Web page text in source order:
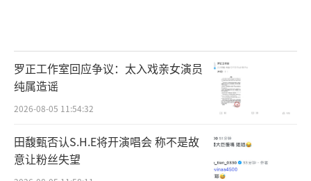
罗正工作室回应争议：太入戏亲女演员
纯属造谣
2026-08-05 11:54:32
田馥甄否认S.H.E将开演唱会 称不是故
意让粉丝失望